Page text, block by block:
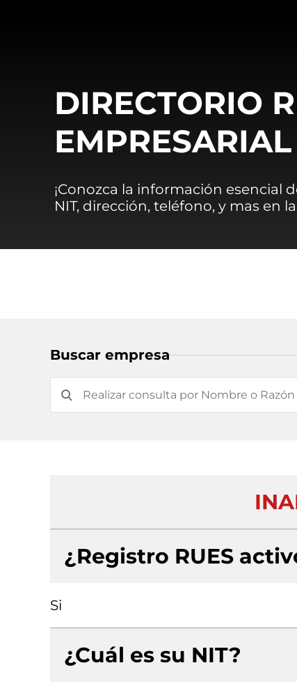
DIRECTORIO
EMPRESARIAL
¡Conozca la información esencial
NIT, dirección, teléfono, y mas en
Buscar empresa
¿Registro RUES
Si
¿Cuál es su NIT?